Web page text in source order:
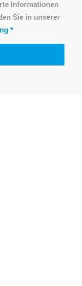
Informationen
Sie in unserer
*